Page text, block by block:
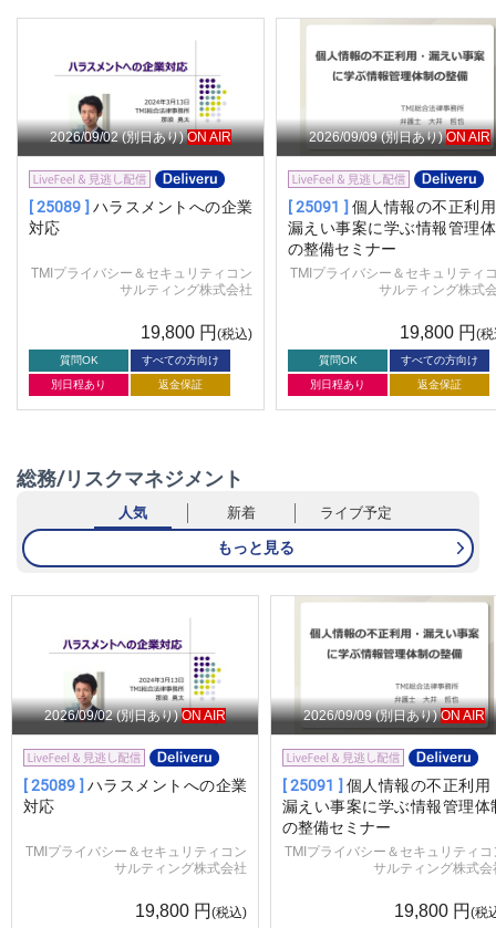
2026/09/02 (別日あり) ON AIR
[ 25089 ] ハラスメントへの企業
対応
TMIプライバシー＆セキュリティコン
サルティング株式会社
19,800 円(税込)
質問OK
すべての方向け
別日程あり
返金保証
2026/09/09 (別日あり) ON AIR
[ 25091 ] 個人情報の不正利
漏えい事案に学ぶ情報管理
の整備セミナー
TMIプライバシー＆セキュリティ
サルティング株式
19,800 円(
質問OK
すべての方向け
別日程あり
返金保証
総務/リスクマネジメント
人気 新着 ライブ予定
もっと見る
2026/09/02 (別日あり) ON AIR
[ 25089 ] ハラスメントへの企業
対応
TMIプライバシー＆セキュリティコン
サルティング株式会社
19,800 円(税込)
2026/09/09 (別日あり) ON AIR
[ 25091 ] 個人情報の不正利用
漏えい事案に学ぶ情報管理体
の整備セミナー
TMIプライバシー＆セキュリティコ
サルティング株式会
19,800 円(税